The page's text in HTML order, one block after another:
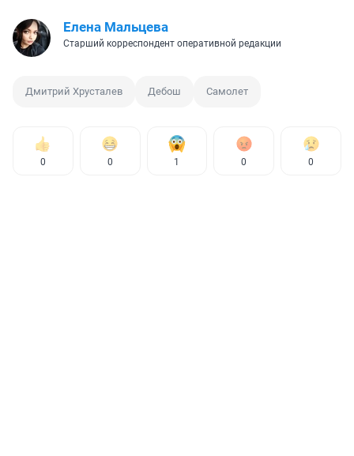
Елена Мальцева
Старший корреспондент оперативной редакции
Дмитрий Хрусталев Дебош Самолет
0 0 1 0 0